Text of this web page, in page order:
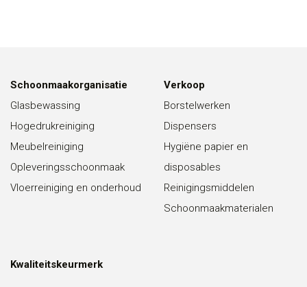
Schoonmaakorganisatie
Glasbewassing
Hogedrukreiniging
Meubelreiniging
Opleveringsschoonmaak
Vloerreiniging en onderhoud
Verkoop
Borstelwerken
Dispensers
Hygiëne papier en
disposables
Reinigingsmiddelen
Schoonmaakmaterialen
Kwaliteitskeurmerk